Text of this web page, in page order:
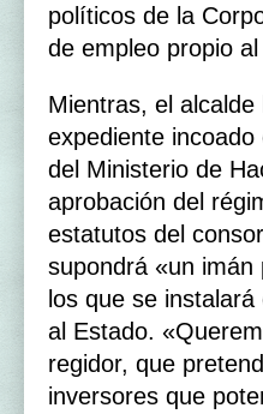
políticos de la
de empleo propio
Mientras, el
expediente
del Ministerio de
aprobación del
estatutos del
supondrá «un
los que se
al Estado.
regidor, que
inversores que